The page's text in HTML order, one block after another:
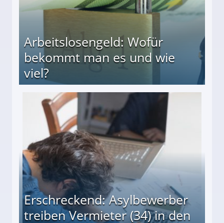
Arbeitslosengeld: Wofür
bekommt man es und wie
viel?
und wie viel?
Erschreckend: Asylbewerber
treiben Vermieter (34) in den